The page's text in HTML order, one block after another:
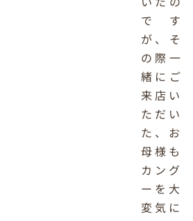
です
が、そ
の際一
緒にご
来店い
ただい
た、お
母様も
カング
ーを大
変気に